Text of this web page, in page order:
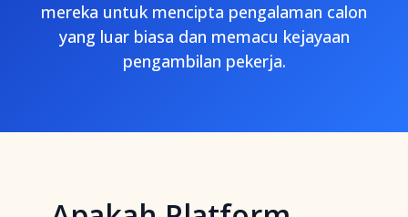
mereka untuk mencipta pengalaman calon
yang luar biasa dan memacu kejayaan
pengambilan pekerja.